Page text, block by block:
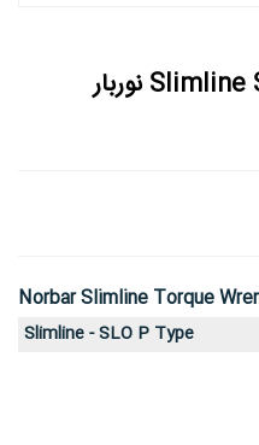
ترکمتر تقه ای Slimline SLO P Type نوربار
Norbar Slimline Torque
Slimline - SLO P Type